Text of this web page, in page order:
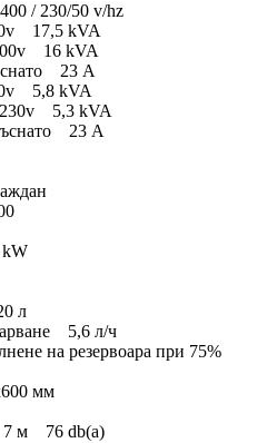
/ 230/50 v/hz
17,5 kVA
16 kVA
23 A
5,8 kVA
230v 5,3 kVA
23 A
л
5,6 л/ч
на резервоара при 75%
мм
7 м 76 db(a)